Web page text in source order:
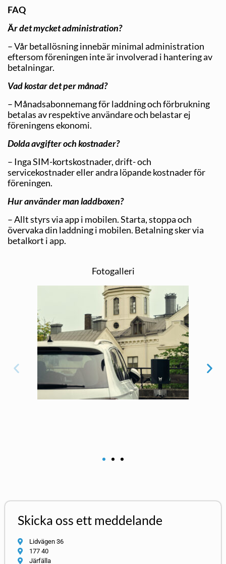
FAQ
Är det mycket administration?
– Vår betallösning innebär minimal administration
eftersom föreningen inte är involverad i hantering av
betalningar.
Vad kostar det per månad?
– Månadsabonnemang för laddning och förbrukning
betalas av respektive användare och belastar ej
föreningens ekonomi.
Dolda avgifter och kostnader?
– Inga SIM-kortskostnader, drift- och
servicekostnader eller andra löpande kostnader för
föreningen.
Hur använder man laddboxen?
– Allt styrs via app i mobilen. Starta, stoppa och
övervaka din laddning i mobilen. Betalning sker via
betalkort i app.
Fotogalleri
Skicka oss ett meddelande
Lidvägen 36
177 40
Järfälla